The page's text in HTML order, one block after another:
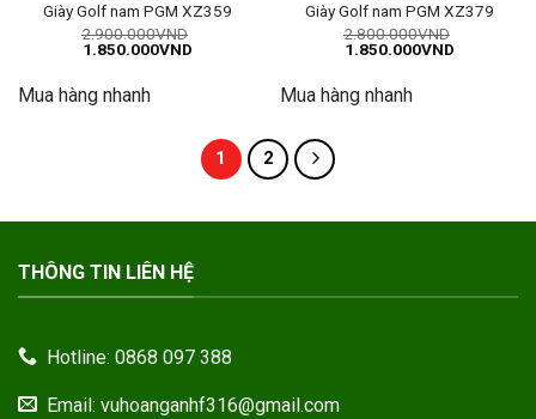
Giày Golf nam PGM XZ359
2.900.000VND
Giá
2.900.000VND.
1.850.000VNDGiá
Mua hàng nhanh
Giày Golf nam PGM XZ379
2.800.000VND
Giá
2.800.000VND.
1.850.000VNDGiá
Mua hàng nhanh
1 2
THÔNG TIN LIÊN HỆ
Hotline: 0868 097 388
Email: vuhoanganhf316@gmail.com